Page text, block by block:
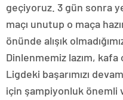
geçiyoruz. 3 gün sonra
maçı unutup o maça
önünde alışık
Dinlenmemiz lazım, kafa
Ligdeki başarımızı
için şampiyonluk önemli